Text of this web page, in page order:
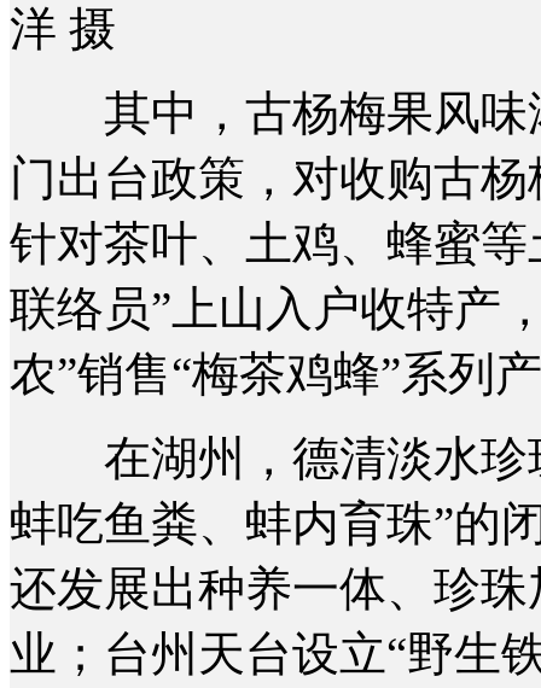
洋 摄
其中，古杨梅果风味
门出台政策，对收购古
针对茶叶、土鸡、蜂蜜
联络员”上山入户收特产
农”销售“梅茶鸡蜂”系列
在湖州，德清淡水珍
蚌吃鱼粪、蚌内育珠”的
还发展出种养一体、珍
业；台州天台设立“野生